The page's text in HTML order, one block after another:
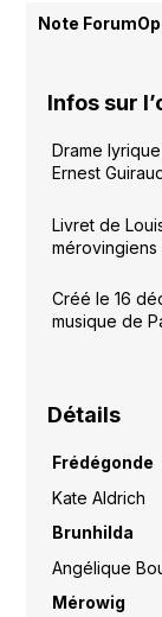
Note
Infos sur
Drame
Ernest
Livret de
mérovingiens
Créé le 16
musique de
Détails
Frédégonde
Kate Aldrich
Brunhilda
Angélique
Mérowig